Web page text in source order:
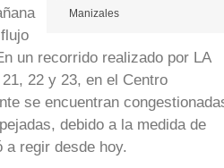
Manizales
un recorrido realizado por LA
22 y 23, en el Centro
se encuentran
debido a la medida de
a regir desde hoy.